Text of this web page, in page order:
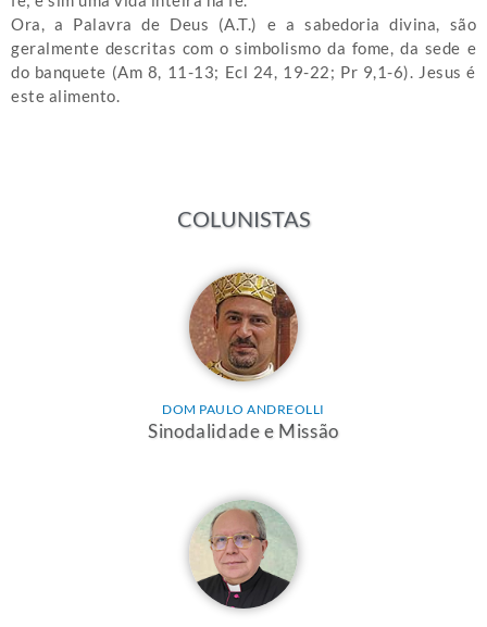
Ora, a Palavra de Deus (A.T.) e a sabedoria divina, são
geralmente descritas com o simbolismo da fome, da sede e
do banquete (Am 8, 11-13; Ecl 24, 19-22; Pr 9,1-6). Jesus é
este alimento.
COLUNISTAS
DOM PAULO ANDREOLLI
Sinodalidade e Missão